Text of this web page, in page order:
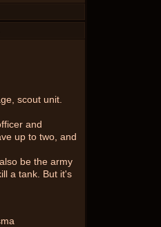
scout unit.
and
up to two, and
be the army
a tank. But it's